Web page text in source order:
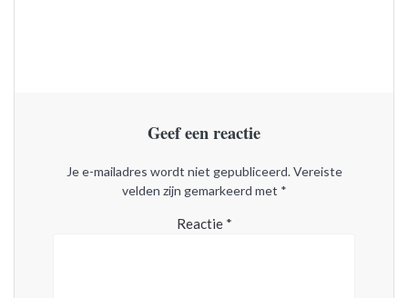
Geef een reactie
Je e-mailadres wordt niet gepubliceerd. Vereiste
velden zijn gemarkeerd met *
Reactie *